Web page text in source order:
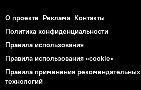
О проекте Реклама Контакты
Политика конфиденциальности
Правила использования
Правила использования «cookie»
Правила применения рекомендательных
технологий